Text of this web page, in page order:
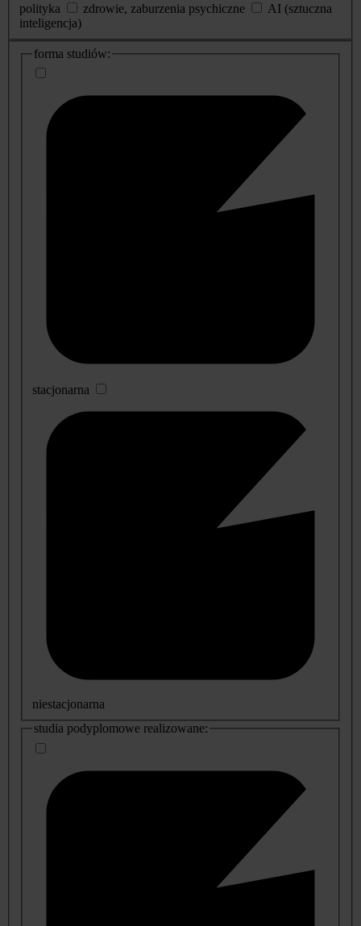
polityka
zdrowie, zaburzenia psychiczne
AI (sztuczna
inteligencja)
dodatkowe
informacje
forma studiów:
stacjonarna
niestacjonarna
studia podyplomowe realizowane: